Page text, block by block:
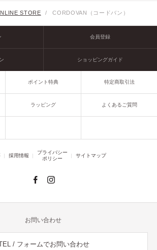
STORE / CORDOVAN（コードバン）
会員登録
ショッピングガイド
ポイント特典 特定商取引法
ラッピング よくあるご質問
採用情報
プライバシー
ポリシー
サイトマップ
お問い合わせ
/ フォームでお問い合わせ